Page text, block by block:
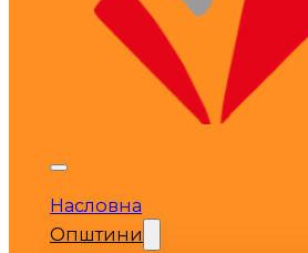
Насловна
Општини